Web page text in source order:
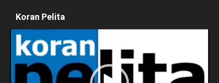
Koran Pelita
Pemutar
Video